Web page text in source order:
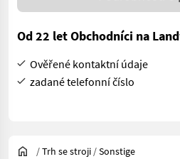
Od 22 let Obchodníci na
Ověřené kontaktní údaje
zadané telefonní číslo
/Trh se stroji /Sonstige